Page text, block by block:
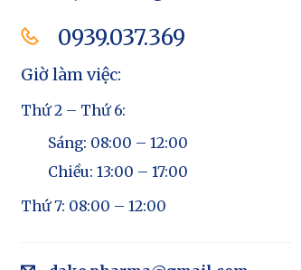
0939.037.369​
Giờ làm việc:
Thứ 2 – Thứ 6:
Sáng: 08:00 – 12:00
Chiều: 13:00 – 17:00
Thứ 7: 08:00 – 12:00